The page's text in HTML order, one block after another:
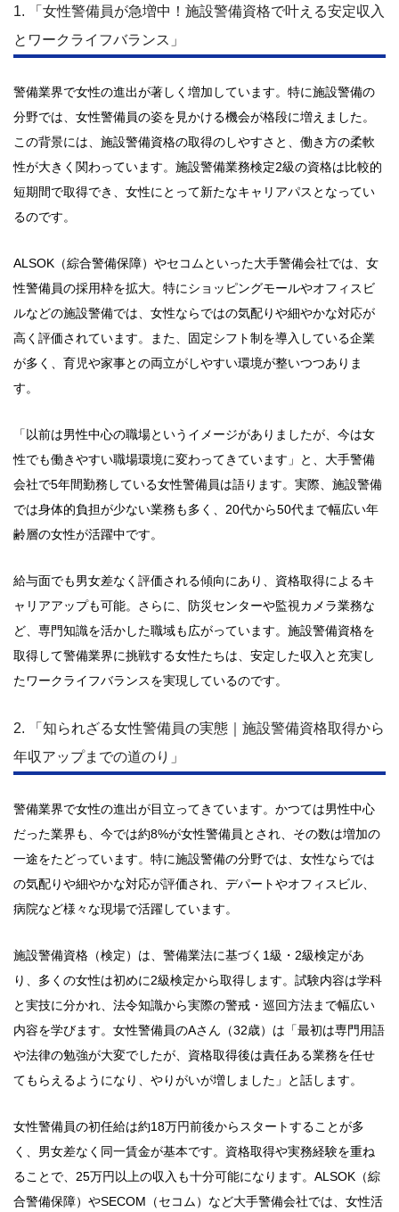
1. 「女性警備員が急増中！施設警備資格で叶える安定収入
とワークライフバランス」
警備業界で女性の進出が著しく増加しています。特に施設警備の
分野では、女性警備員の姿を見かける機会が格段に増えました。
この背景には、施設警備資格の取得のしやすさと、働き方の柔軟
性が大きく関わっています。施設警備業務検定2級の資格は比較的
短期間で取得でき、女性にとって新たなキャリアパスとなってい
るのです。
ALSOK（綜合警備保障）やセコムといった大手警備会社では、女
性警備員の採用枠を拡大。特にショッピングモールやオフィスビ
ルなどの施設警備では、女性ならではの気配りや細やかな対応が
高く評価されています。また、固定シフト制を導入している企業
が多く、育児や家事との両立がしやすい環境が整いつつありま
す。
「以前は男性中心の職場というイメージがありましたが、今は女
性でも働きやすい職場環境に変わってきています」と、大手警備
会社で5年間勤務している女性警備員は語ります。実際、施設警備
では身体的負担が少ない業務も多く、20代から50代まで幅広い年
齢層の女性が活躍中です。
給与面でも男女差なく評価される傾向にあり、資格取得によるキ
ャリアアップも可能。さらに、防災センターや監視カメラ業務な
ど、専門知識を活かした職域も広がっています。施設警備資格を
取得して警備業界に挑戦する女性たちは、安定した収入と充実し
たワークライフバランスを実現しているのです。
2. 「知られざる女性警備員の実態｜施設警備資格取得から
年収アップまでの道のり」
警備業界で女性の進出が目立ってきています。かつては男性中心
だった業界も、今では約8%が女性警備員とされ、その数は増加の
一途をたどっています。特に施設警備の分野では、女性ならでは
の気配りや細やかな対応が評価され、デパートやオフィスビル、
病院など様々な現場で活躍しています。
施設警備資格（検定）は、警備業法に基づく1級・2級検定があ
り、多くの女性は初めに2級検定から取得します。試験内容は学科
と実技に分かれ、法令知識から実際の警戒・巡回方法まで幅広い
内容を学びます。女性警備員のAさん（32歳）は「最初は専門用語
や法律の勉強が大変でしたが、資格取得後は責任ある業務を任せ
てもらえるようになり、やりがいが増しました」と話します。
女性警備員の初任給は約18万円前後からスタートすることが多
く、男女差なく同一賃金が基本です。資格取得や実務経験を重ね
ることで、25万円以上の収入も十分可能になります。ALSOK（綜
合警備保障）やSECOM（セコム）など大手警備会社では、女性活